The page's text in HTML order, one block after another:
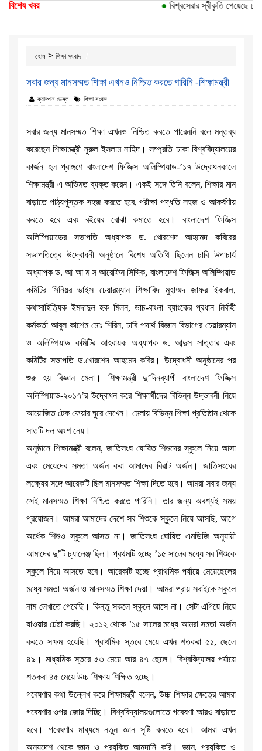
বিশেষ খবর বিশ্বসেরার স্বীকৃতি পেয়েছে ঢাকা
হোম > শিক্ষা সংবাদ
সবার জন্য মানসম্মত শিক্ষা এখনও নিশ্চিত করতে পারিনি -শিক্ষামন্ত্রী
ক্যাম্পাস ডেস্ক শিক্ষা সংবাদ
সবার জন্য মানসম্মত শিক্ষা এখনও নিশ্চিত করতে পারেননি বলে মন্তব্য
করেছেন শিক্ষামন্ত্রী নুরুল ইসলাম নাহিদ। সম্প্রতি ঢাকা বিশ্ববিদ্যালয়ের
কার্জন হল প্রাঙ্গণে বাংলাদেশ ফিজিক্স অলিম্পিয়াড-’১৭ উদ্বোধনকালে
শিক্ষামন্ত্রী এ অভিমত ব্যক্ত করেন। একই সঙ্গে তিনি বলেন, শিক্ষার মান
বাড়াতে পাঠ্যপুস্তক সহজ করতে হবে, পরীক্ষা পদ্ধতি সহজ ও আকর্ষণীয়
করতে হবে এবং বইয়ের বোঝা কমাতে হবে। বাংলাদেশ ফিজিক্স
অলিম্পিয়াডের সভাপতি অধ্যাপক ড. খোরশেদ আহমেদ কবিরের
সভাপতিত্বে উদ্বোধনী অনুষ্ঠানে বিশেষ অতিথি ছিলেন ঢাবি উপাচার্য
অধ্যাপক ড. আ আ ম স আরেফিন সিদ্দিক, বাংলাদেশ ফিজিক্স অলিম্পিয়াড
কমিটির সিনিয়র ভাইস চেয়ারম্যান শিক্ষাবিদ মুহাম্মদ জাফর ইকবাল,
কথাসাহিত্যিক ইমদাদুল হক মিলন, ডাচ-বাংলা ব্যাংকের প্রধান নির্বাহী
কর্মকর্তা আবুল কাশেম মোঃ শিরিন, ঢাবি পদার্থ বিজ্ঞান বিভাগের চেয়ারম্যান
ও অলিম্পিয়াড কমিটির আহবায়ক অধ্যাপক ড. আব্দুস সাত্তার এবং
কমিটির সভাপতি ড.খোরশেদ আহমেদ কবির। উদ্বোধনী অনুষ্ঠানের পর
শুরু হয় বিজ্ঞান মেলা। শিক্ষামন্ত্রী দু’দিনব্যাপী বাংলাদেশ ফিজিক্স
অলিম্পিয়াড-২০১৭’র উদ্বোধন করে শিক্ষার্থীদের বিভিন্ন উদ্ভাবনী নিয়ে
আয়োজিত টেক ফেয়ার ঘুরে দেখেন। মেলায় বিভিন্ন শিক্ষা প্রতিষ্ঠান থেকে
সাতটি দল অংশ নেয়।
অনুষ্ঠানে শিক্ষামন্ত্রী বলেন, জাতিসংঘ ঘোষিত শিশুদের স্কুলে নিয়ে আসা
এবং মেয়েদের সমতা অর্জন করা আমাদের বিরাট অর্জন। জাতিসংঘের
লক্ষ্যের সঙ্গে আরেকটি ছিল মানসম্মত শিক্ষা দিতে হবে। আমরা সবার জন্য
সেই মানসম্মত শিক্ষা নিশ্চিত করতে পারিনি। তার জন্য অবশ্যই সময়
প্রয়োজন। আমরা আমাদের দেশে সব শিশুকে স্কুলে নিয়ে আসছি, আগে
অর্ধেক শিশুও স্কুলে আসত না। জাতিসংঘ ঘোষিত এমডিজি অনুযায়ী
আমাদের দু’টি চ্যালেঞ্জ ছিল। প্রথমটি হচ্ছে ’১৫ সালের মধ্যে সব শিশুকে
স্কুলে নিয়ে আসতে হবে। আরেকটি হচ্ছে প্রাথমিক পর্যায়ে মেয়েছেলের
মধ্যে সমতা অর্জন ও মানসম্মত শিক্ষা দেয়া। আমরা প্রায় সবাইকে স্কুলে
নাম লেখাতে পেরেছি। কিন্তু সকলে স্কুলে আসে না। সেটা এগিয়ে নিয়ে
যাওয়ার চেষ্টা করছি। ২০১২ থেকে ’১৫ সালের মধ্যে আমরা সমতা অর্জন
করতে সক্ষম হয়েছি। প্রাথমিক স্তরে মেয়ে এখন শতকরা ৫১, ছেলে
৪৯। মাধ্যমিক স্তরে ৫৩ মেয়ে আর ৪৭ ছেলে। বিশ্ববিদ্যালয় পর্যায়ে
শতকরা ৪৫ মেয়ে উচ্চ শিক্ষায় শিক্ষিত হচ্ছে।
গবেষণার কথা উল্লেখ করে শিক্ষামন্ত্রী বলেন, উচ্চ শিক্ষার ক্ষেত্রে আমরা
গবেষণার ওপর জোর দিচ্ছি। বিশ্ববিদ্যালয়গুলোতে গবেষণা আরও বাড়াতে
হবে। গবেষণার মাধ্যমে নতুন জ্ঞান সৃষ্টি করতে হবে। আমরা এখন
অন্যদেশ থেকে জ্ঞান ও প্রযুক্তি আমদানি করি। জ্ঞান, প্রযুক্তি ও